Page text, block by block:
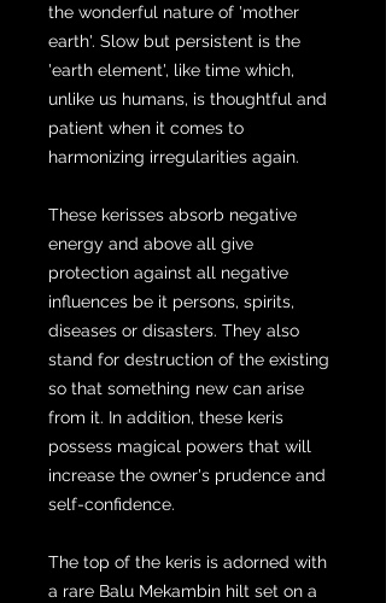
the wonderful nature of 'mother
earth'. Slow but persistent is the
'earth element', like time which,
unlike us humans, is thoughtful and
patient when it comes to
harmonizing irregularities again.
These kerisses absorb negative
energy and above all give
protection against all negative
influences be it persons, spirits,
diseases or disasters. They also
stand for destruction of the existing
so that something new can arise
from it. In addition, these keris
possess magical powers that will
increase the owner's prudence and
self-confidence.
The top of the keris is adorned with
a rare Balu Mekambin hilt set on a